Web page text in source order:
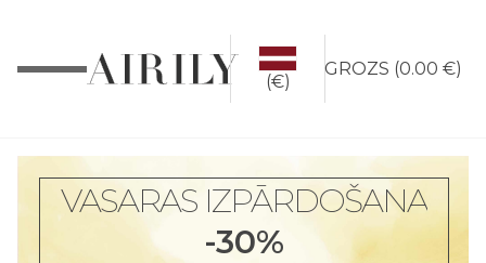
(€)
GROZS (0.00 €)
VASARAS IZPĀRDOŠANA
-30%